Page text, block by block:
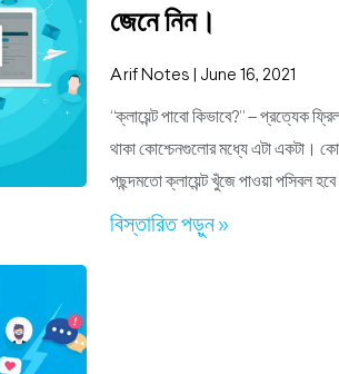
জেনে নিন।
Arif Notes June 16, 2021
“ক্লায়েন্ট পাবো কিভাবে?” – প্রত্যেক
থাকা কোশ্চেনগুলোর মধ্যে এটা একটা।
পছন্দমতো ক্লায়েন্ট খুঁজে পাওয়া পসিবল হবে
বিস্তারিত পড়ুন »